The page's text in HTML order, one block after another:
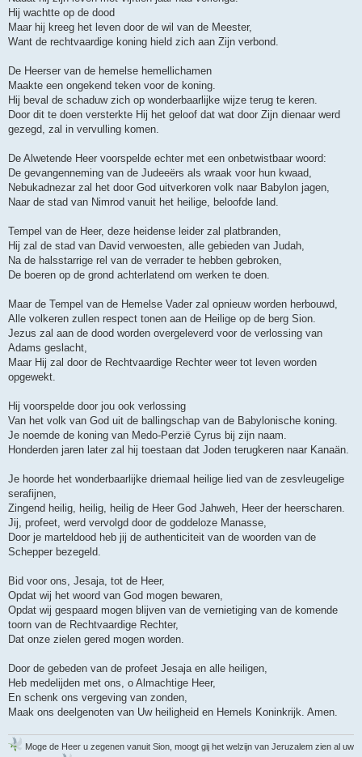
Hij wachtte op de dood
Maar hij kreeg het leven door de wil van de Meester,
Want de rechtvaardige koning hield zich aan Zijn verbond.
De Heerser van de hemelse hemellichamen
Maakte een ongekend teken voor de koning.
Hij beval de schaduw zich op wonderbaarlijke wijze terug te keren.
Door dit te doen versterkte Hij het geloof dat wat door Zijn dienaar werd
gezegd, zal in vervulling komen.
De Alwetende Heer voorspelde echter met een onbetwistbaar woord:
De gevangenneming van de Judeeërs als wraak voor hun kwaad,
Nebukadnezar zal het door God uitverkoren volk naar Babylon jagen,
Naar de stad van Nimrod vanuit het heilige, beloofde land.
Tempel van de Heer, deze heidense leider zal platbranden,
Hij zal de stad van David verwoesten, alle gebieden van Judah,
Na de halsstarrige rel van de verrader te hebben gebroken,
De boeren op de grond achterlatend om werken te doen.
Maar de Tempel van de Hemelse Vader zal opnieuw worden herbouwd,
Alle volkeren zullen respect tonen aan de Heilige op de berg Sion.
Jezus zal aan de dood worden overgeleverd voor de verlossing van
Adams geslacht,
Maar Hij zal door de Rechtvaardige Rechter weer tot leven worden
opgewekt.
Hij voorspelde door jou ook verlossing
Van het volk van God uit de ballingschap van de Babylonische koning.
Je noemde de koning van Medo-Perzië Cyrus bij zijn naam.
Honderden jaren later zal hij toestaan dat Joden terugkeren naar Kanaän.
Je hoorde het wonderbaarlijke driemaal heilige lied van de zesvleugelige
serafijnen,
Zingend heilig, heilig, heilig de Heer God Jahweh, Heer der heerscharen.
Jij, profeet, werd vervolgd door de goddeloze Manasse,
Door je marteldood heb jij de authenticiteit van de woorden van de
Schepper bezegeld.
Bid voor ons, Jesaja, tot de Heer,
Opdat wij het woord van God mogen bewaren,
Opdat wij gespaard mogen blijven van de vernietiging van de komende
toorn van de Rechtvaardige Rechter,
Dat onze zielen gered mogen worden.
Door de gebeden van de profeet Jesaja en alle heiligen,
Heb medelijden met ons, o Almachtige Heer,
En schenk ons vergeving van zonden,
Maak ons deelgenoten van Uw heiligheid en Hemels Koninkrijk. Amen.
Moge de Heer u zegenen vanuit Sion, moogt gij het welzijn van Jeruzalem zien al uw